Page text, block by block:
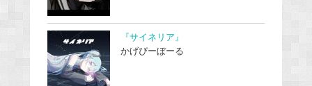
『サイネリア』
かげぴーぼーる